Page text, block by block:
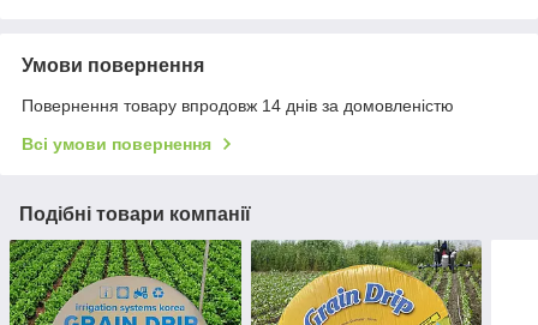
Умови повернення
Повернення товару впродовж 14 днів за домовленістю
Всі умови повернення
Подібні товари компанії